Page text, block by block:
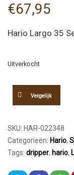
€67,95
Hario Largo 35
Uitverkocht
Vergelijk
SKU: HAR-022348
Categorieën: Hario,
Tags: dripper, hario,